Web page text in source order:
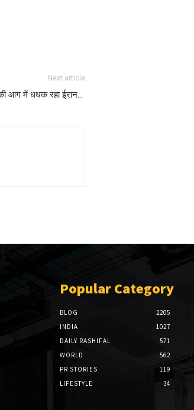
Next article
आग में धधक रहा ईरान…
Popular Category
BLOG
2205
INDIA
1027
DAILY RASHIFAL
571
WORLD
562
PR STORIES
119
LIFESTYLE
34